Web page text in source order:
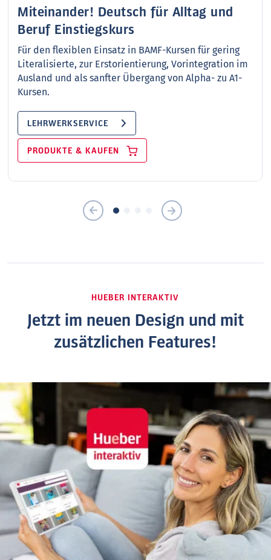
Miteinander! Deutsch für Alltag und
Beruf Einstiegskurs
Für den flexiblen Einsatz in BAMF-Kursen für gering
Literalisierte, zur Erstorientierung, Vorintegration im
Ausland und als sanfter Übergang von Alpha- zu A1-
Kursen.
LEHRWERKSERVICE
PRODUKTE & KAUFEN
HUEBER INTERAKTIV
Jetzt im neuen Design und mit
zusätzlichen Features!